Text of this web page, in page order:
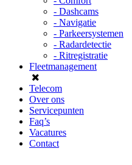
- Dashcams
- Navigatie
- Parkeersystemen
- Radardetectie
- Ritregistratie
Fleetmanagement
Telecom
Over ons
Servicepunten
Faq’s
Vacatures
Contact